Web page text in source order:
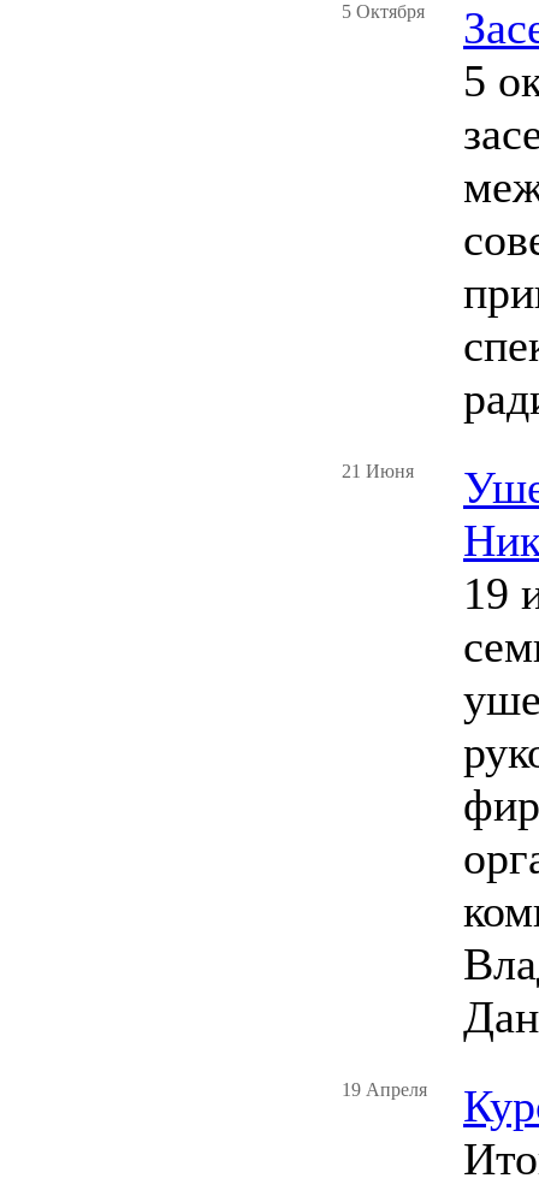
5 Октября
5
21 Июня
19
19 Апреля